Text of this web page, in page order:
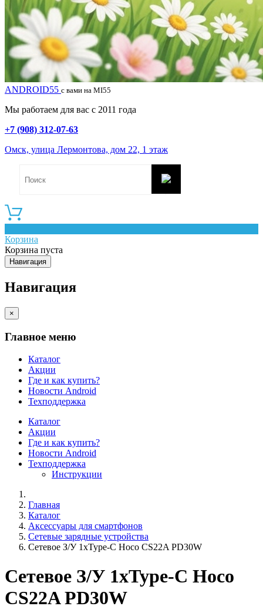
ANDROID55 с вами на MI55
Мы работаем для вас с 2011 года
+7 (908) 312-07-63
Омск, улица Лермонтова, дом 22, 1 этаж
Корзина
Корзина пуста
Навигация
Навигация
×
Главное меню
Каталог
Акции
Где и как купить?
Новости Android
Техподдержка
Каталог
Акции
Где и как купить?
Новости Android
Техподдержка
Инструкции
Главная
Каталог
Аксессуары для смартфонов
Сетевые зарядные устройства
Сетевое З/У 1xType-C Hoco CS22A PD30W
Сетевое З/У 1xType-C Hoco
CS22A PD30W